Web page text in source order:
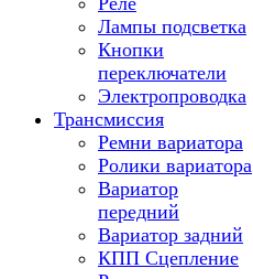
Лампы подсветка
Кнопки
переключатели
Электропроводка
Трансмиссия
Ремни вариатора
Ролики вариатора
Вариатор
передний
Вариатор задний
КПП Сцепление